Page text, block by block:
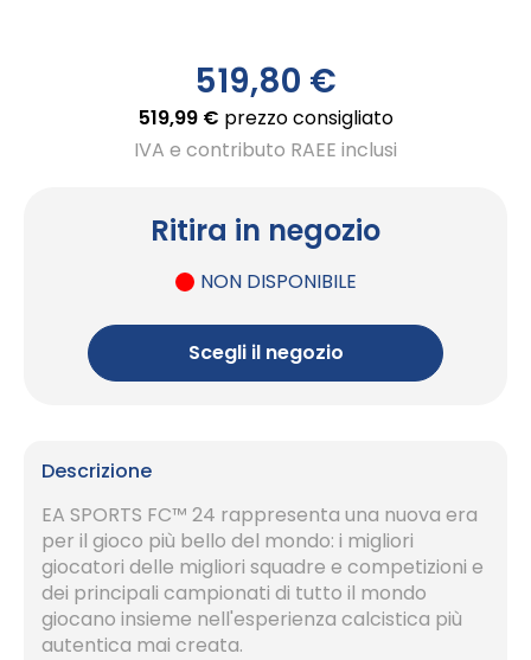
519,80 €
519,99 € prezzo consigliato
IVA e contributo RAEE inclusi
Ritira in negozio
NON DISPONIBILE
Scegli il negozio
Descrizione
EA SPORTS FC™ 24 rappresenta una nuova era
per il gioco più bello del mondo: i migliori
giocatori delle migliori squadre e competizioni e
dei principali campionati di tutto il mondo
giocano insieme nell'esperienza calcistica più
autentica mai creata.